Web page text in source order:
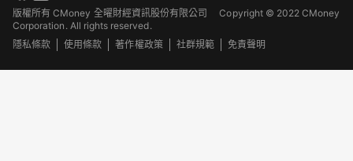
版權所有 CMoney 全曜財經資訊股份有限公司Copyright © 2022 CMoney
Corporation. All rights reserved.
隱私條款
使用條款 著作權政策 社群規範 免責聲明